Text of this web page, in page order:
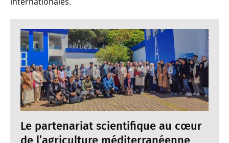
Le partenariat scientifique au cœur
de l’agriculture méditerranéenne